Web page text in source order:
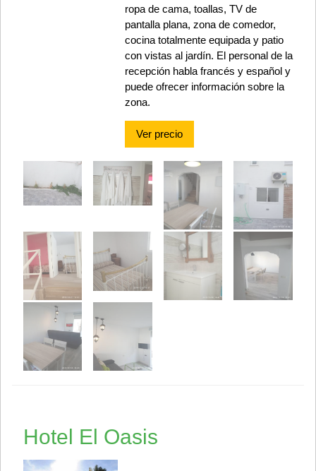
ropa de cama, toallas, TV de
pantalla plana, zona de comedor,
cocina totalmente equipada y patio
con vistas al jardín. El personal de la
recepción habla francés y español y
puede ofrecer información sobre la
zona.
Ver precio
Hotel El Oasis